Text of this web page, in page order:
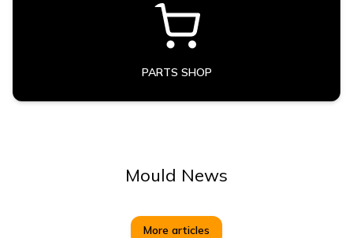
PARTS SHOP
Mould News
More articles